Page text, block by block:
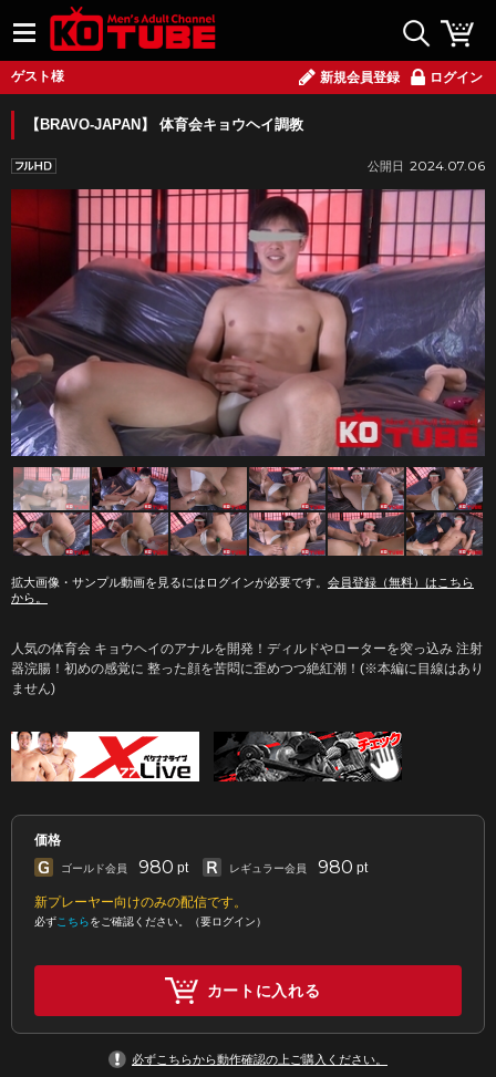
ゲスト様 新規会員登録 ログイン
【BRAVO-JAPAN】 体育会キョウヘイ調教
2024.07.06
拡大画像・サンプル動画を見るにはログインが必要です。 会員登録（無料）はこちら
から。
人気の体育会 キョウヘイのアナルを開発！ディルドやローターを突っ込み 注射
器浣腸！初めの感覚に 整った顔を苦悶に歪めつつ絶紅潮！(※本編に目線はあり
ません)
価格
ゴールド会員 980 pt レギュラー会員 980 pt
新プレーヤー向けのみの配信です。
必ずこちらをご確認ください。（要ログイン）
カートに入れる
必ずこちらから動作確認の上ご購入ください。